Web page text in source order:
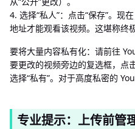
4. 选择“私人”：点击“保存”。现
地址才能观看该视频。这堪称终
要将大量内容私有化：请前往
要更改的视频旁边的复选框，点
选择“私有”。对于高度私密的
专业提示：上传前管